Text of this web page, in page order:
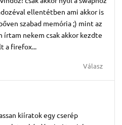
ellentétben ami akkor is
szabad memória ;) mint az
nekem csak akkor kezdte
firefox...
Válasz
kiíratok egy cserép